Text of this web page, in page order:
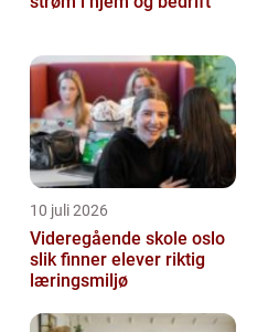
10 juli 2026
Videregående skole oslo
slik finner elever riktig
læringsmiljø